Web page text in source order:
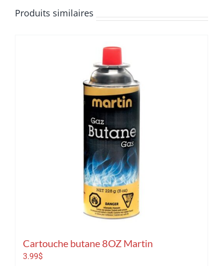
Produits similaires
Cartouche butane 8OZ Martin
3.99$